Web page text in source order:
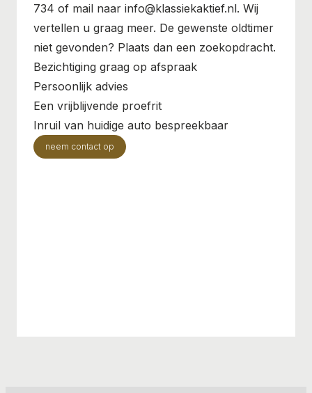
734 of mail naar info@klassiekaktief.nl. Wij
vertellen u graag meer. De gewenste oldtimer
niet gevonden? Plaats dan een zoekopdracht.
Bezichtiging graag op afspraak
Persoonlijk advies
Een vrijblijvende proefrit
Inruil van huidige auto bespreekbaar
neem contact op